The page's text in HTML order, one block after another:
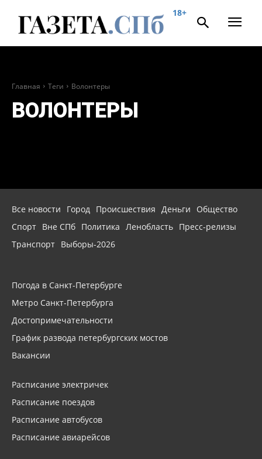
18+
Главная Теги Волонтеры
ВОЛОНТЕРЫ
Все новости Город Происшествия Деньги
Общество
Спорт Вне СПб Политика Ленобласть Пресс-релизы
Транспорт Выборы-2026
Погода в Санкт-Петербурге
Метро Санкт-Петербурга
Достопримечательности
График развода петербургских мостов
Вакансии
Расписание электричек
Расписание поездов
Расписание автобусов
Расписание авиарейсов